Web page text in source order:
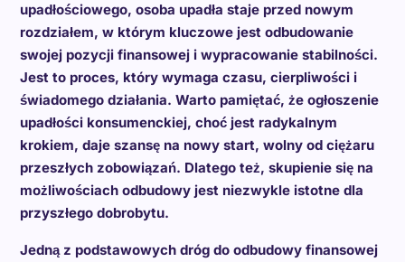
upadłościowego, osoba upadła staje przed nowym
rozdziałem, w którym kluczowe jest odbudowanie
swojej pozycji finansowej i wypracowanie stabilności.
Jest to proces, który wymaga czasu, cierpliwości i
świadomego działania. Warto pamiętać, że ogłoszenie
upadłości konsumenckiej, choć jest radykalnym
krokiem, daje szansę na nowy start, wolny od ciężaru
przeszłych zobowiązań. Dlatego też, skupienie się na
możliwościach odbudowy jest niezwykle istotne dla
przyszłego dobrobytu.
Jedną z podstawowych dróg do odbudowy finansowej